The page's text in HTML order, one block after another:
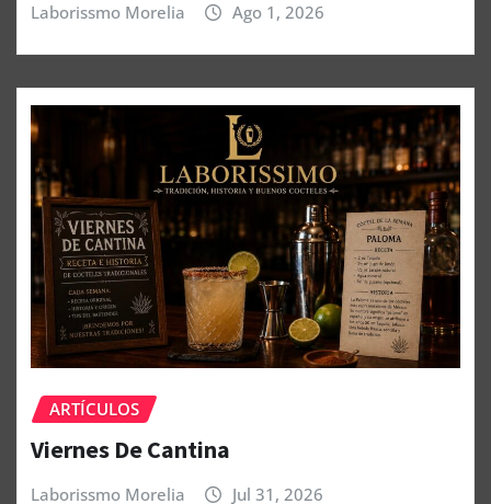
Laborissmo Morelia Ago 1, 2026
ARTÍCULOS
Viernes De Cantina
Laborissmo Morelia Jul 31, 2026